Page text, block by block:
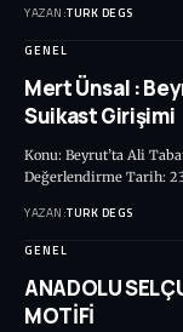
YAZAN:TURK DEGS
GENEL
Mert Ünsal :
Suikast Girişimi
Konu: Beyrut’ta Ali
Değerlendirme Tarih:
YAZAN:TURK DEGS
GENEL
ANADOLU
MOTİFİ